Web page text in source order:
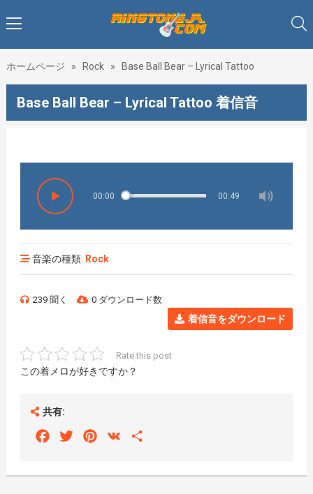
ホームページ » Rock » Base Ball Bear – Lyrical Tattoo
Base Ball Bear – Lyrical Tattoo 着信音
00:00 00:49
音楽の種類: Rock
239 聞く 0 ダウンロード数
着信音をダウンロード
Rate this post
この着メロが好きですか？
共有:
FacebookTwitterPinterest
VK